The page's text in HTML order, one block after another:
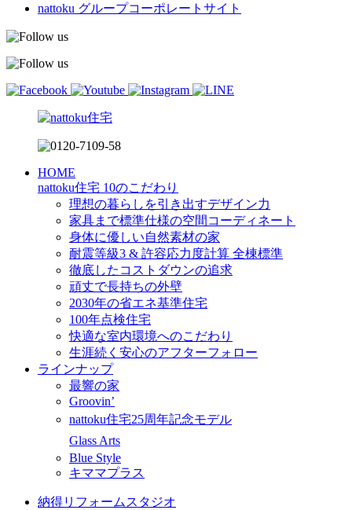
nattoku グループコーポレートサイト
HOME
nattoku住宅 10のこだわり
理想の暮らしを引き出すデザイン力
家具まで標準仕様の空間コーディネート
身体に優しい自然素材の家
耐震等級3 & 許容応力度計算 全棟標準
徹底したコストダウンの追求
頑丈で長持ちの外壁
2030年の省エネ基準住宅
100年点検住宅
快適な室内環境へのこだわり
生涯続く安心のアフターフォロー
ラインナップ
最響の家
Groovin’
nattoku住宅25周年記念モデル
Glass Arts
Blue Style
キママプラス
納得リフォームスタジオ